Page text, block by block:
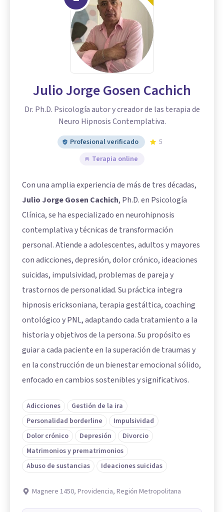
Julio Jorge Gosen Cachich
Dr. Ph.D. Psicología autor y creador de las terapia de
Neuro Hipnosis Contemplativa.
Profesional verificado
5
Terapia online
Con una amplia experiencia de más de tres décadas,
Julio Jorge Gosen Cachich, Ph.D. en Psicología
Clínica, se ha especializado en neurohipnosis
contemplativa y técnicas de transformación
personal. Atiende a adolescentes, adultos y mayores
con adicciones, depresión, dolor crónico, ideaciones
suicidas, impulsividad, problemas de pareja y
trastornos de personalidad. Su práctica integra
hipnosis ericksoniana, terapia gestáltica, coaching
ontológico y PNL, adaptando cada tratamiento a la
historia y objetivos de la persona. Su propósito es
guiar a cada paciente en la superación de traumas y
en la construcción de un bienestar emocional sólido,
enfocado en cambios sostenibles y significativos.
Adicciones
Gestión de la ira
Personalidad borderline
Impulsividad
Dolor crónico
Depresión
Divorcio
Matrimonios y prematrimonios
Abuso de sustancias
Ideaciones suicidas
Magnere 1450, Providencia, Región Metropolitana